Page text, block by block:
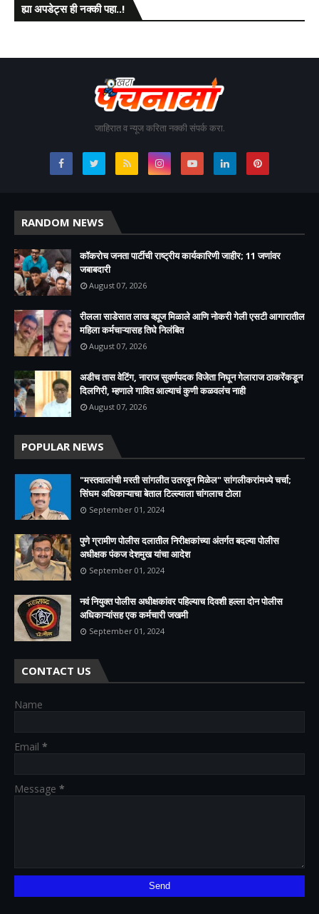
ह्या अपडेट्स ही नक्की पहा..!
जाहिरात व न्यूज करिता नक्की संपर्क करा.
RANDOM NEWS
कॉकरोच जनता पार्टीची राष्ट्रीय कार्यकारिणी जाहीर; 11 जणांवर
जबाबदारी
August 07, 2026
रीलला साडेसात लाख व्ह्यूज मिळाले आणि नोकरी गेली एसटी आगारातील
महिला कर्मचाऱ्यासह तिघे निलंबित
August 07, 2026
अडीच तास वेटिंग, नाराज सुवर्णपदक विजेता निघून गेलाराज ठाकरेंकडून
दिलगिरी, म्हणाले गावित आल्याचं कुणी कळवलंच नाही
August 07, 2026
POPULAR NEWS
"मस्तवालांची मस्ती सांगलीत उतरवून मिळेल" सांगलीकरांमध्ये चर्चा;
सिंघम अधिकाऱ्याचा बेताल टिल्ल्याला चांगलाच टोला
September 01, 2024
पुणे ग्रामीण पोलीस दलातील निरीक्षकांच्या अंतर्गत बदल्या पोलीस
अधीक्षक पंकज देशमुख यांचा आदेश
September 01, 2024
नवं नियुक्त पोलीस अधीक्षकांवर पहिल्याच दिवशी हल्ला दोन पोलीस
अधिकाऱ्यांसह एक कर्मचारी जखमी
September 01, 2024
CONTACT US
Name
Email *
Message *